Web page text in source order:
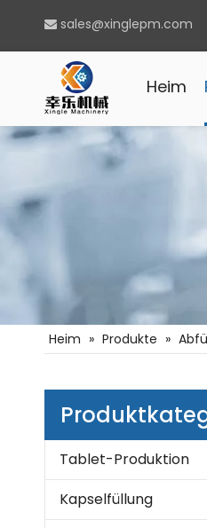
 sales@xinglepm.com
Heim
Heim » Produkte »
Tablet-Produktion
Kapselfüllung